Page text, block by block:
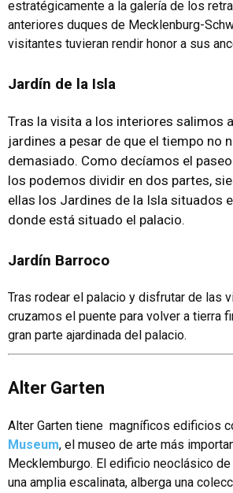
estratégicamente a la galería de los
anteriores duques de Mecklenburg-
visitantes tuvieran rendir honor a sus
Jardín de la Isla
Tras la visita a los interiores salimos
jardines a pesar de que el tiempo no
demasiado. Como decíamos el
los podemos dividir en dos partes,
ellas los Jardines de la Isla situados
donde está situado el palacio.
Jardín Barroco
Tras rodear el palacio y disfrutar de las
cruzamos el puente para volver a tierra
gran parte ajardinada del palacio.
Alter Garten
Alter Garten tiene magníficos edificios
Museum, el museo de arte más
Mecklemburgo. El edificio neoclásico
una amplia escalinata, alberga una